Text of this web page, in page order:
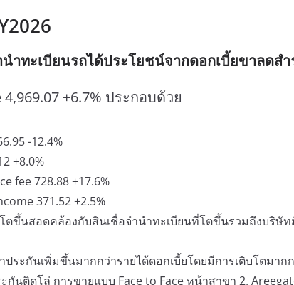
ำทะเบียนรถได้ประโยชน์จากดอกเบี้ยขาลดสำ
+6.7% ประกอบด้วย
-12.4%
+8.0%
fee 728.88 +17.6%
371.52 +2.5%
โตขึ้นสอดคล้องกับสินเชื่อจำนำทะเบียนที่โตขึ้นรวมถึงบริษัท
ประกันเพิ่มขึ้นมากกว่ารายได้ดอกเบี้ยโดยมีการเติบโตมา
กันติดโล่ การขายแบบ Face to Face หน้าสาขา 2.